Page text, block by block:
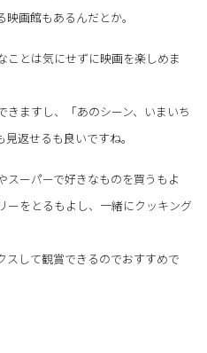
画館もあるんだとか。
ことは気にせずに映画を楽しめま
きますし、「あのシーン、いまいち
返せるも良いですね。
ーパーで好きなものを買うもよ
ーをとるもよし、一緒にクッキング
スして観賞できるのでおすすめで